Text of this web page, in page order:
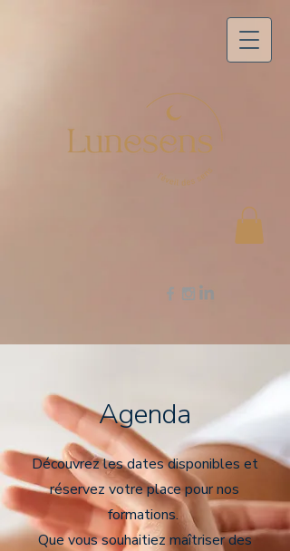
Agenda
Découvrez les dates disponibles et
réservez votre place pour nos
formations.
Que vous souhaitiez maîtriser des